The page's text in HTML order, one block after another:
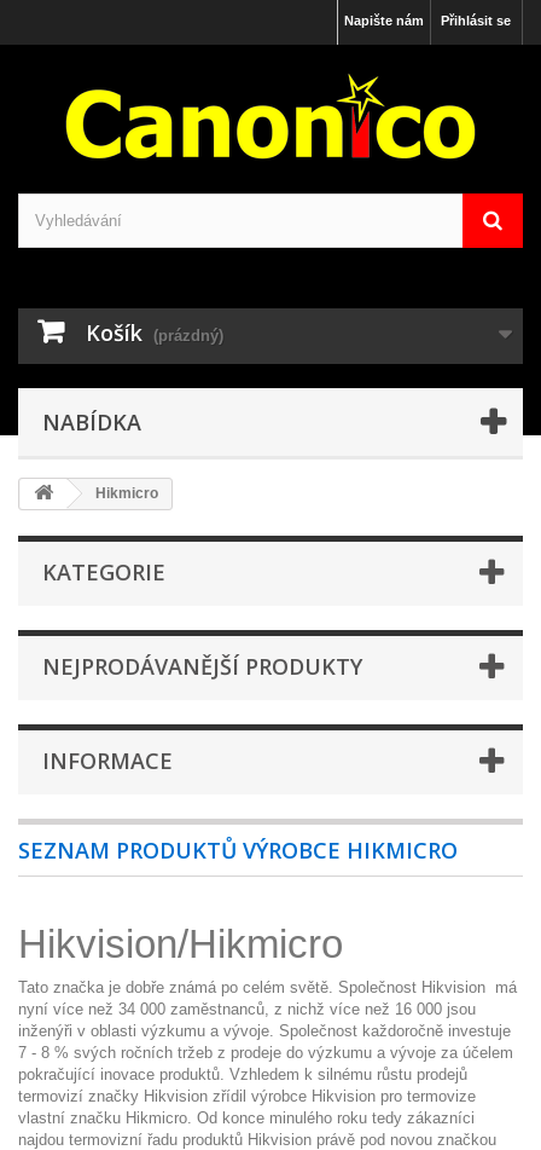
Přihlásit se
Napište nám
Košík (prázdný)
NABÍDKA
Hikmicro
KATEGORIE
NEJPRODÁVANĚJŠÍ PRODUKTY
INFORMACE
SEZNAM PRODUKTŮ VÝROBCE HIKMICRO
Hikvision/Hikmicro
Tato značka je dobře známá po celém světě. Společnost Hikvision má
nyní více než 34 000 zaměstnanců, z nichž více než 16 000 jsou
inženýři v oblasti výzkumu a vývoje. Společnost každoročně investuje
7 - 8 % svých ročních tržeb z prodeje do výzkumu a vývoje za účelem
pokračující inovace produktů. Vzhledem k silnému růstu prodejů
termovizí značky Hikvision zřídil výrobce Hikvision pro termovize
vlastní značku Hikmicro. Od konce minulého roku tedy zákazníci
najdou termovizní řadu produktů Hikvision právě pod novou značkou